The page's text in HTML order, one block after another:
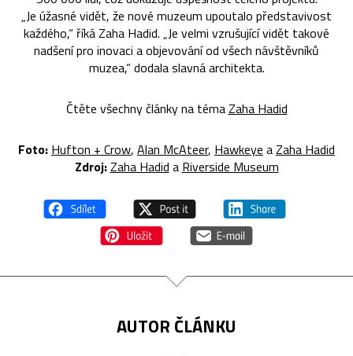
„Je úžasné vidět, že nové muzeum upoutalo představivost
každého,“ říká Zaha Hadid. „Je velmi vzrušující vidět takové
nadšení pro inovaci a objevování od všech návštěvníků
muzea,“ dodala slavná architekta.
Čtěte všechny články na témaZaha Hadid
Foto: Hufton + Crow, Alan McAteer, Hawkeye aZaha Hadid
Zdroj:Zaha Hadid a Riverside Museum
AUTOR ČLÁNKU